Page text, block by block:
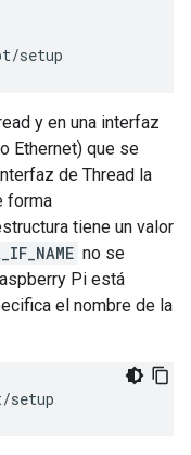
setup
y en una interfaz
Ethernet) que se
de Thread la
forma
tiene un valor
no se
Pi está
el nombre de la
setup